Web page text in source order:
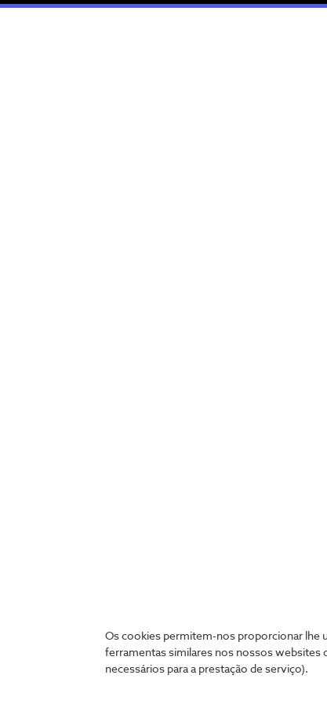
Os cookies permitem-nos proporcionar lhe
ferramentas similares nos nossos websites
necessários para a prestação de serviço).
emitidos pelo seu Alarme Inteligente,
garantindo resposta rápida em caso de
potencial intrusão.